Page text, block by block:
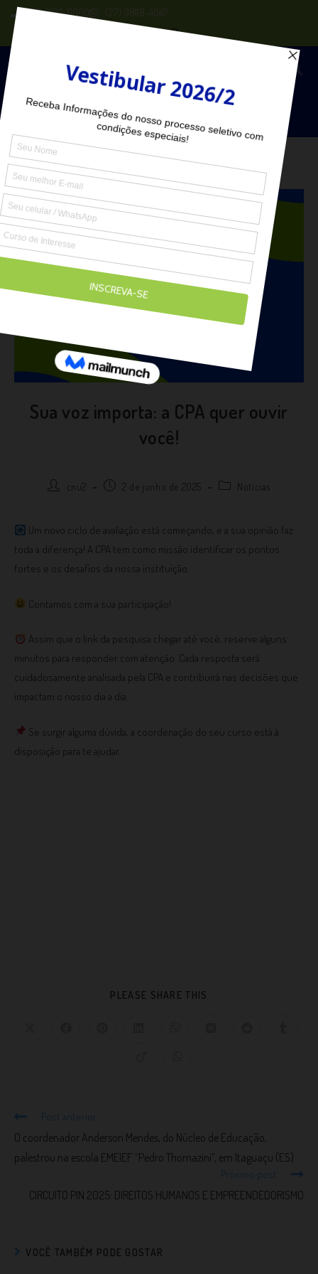
(27) 2102-6000 (27) 98118-4047
Seja Aluno
Sua voz importa: a CPA quer ouvir
você!
cnu2 2 de junho de 2025 Notícias
Um novo ciclo de avaliação está começando, e a sua opinião faz
toda a diferença! A CPA tem como missão identificar os pontos
fortes e os desafios da nossa instituição.
Contamos com a sua participação!
Assim que o link da pesquisa chegar até você, reserve alguns
minutos para responder com atenção. Cada resposta será
cuidadosamente analisada pela CPA e contribuirá nas decisões que
impactam o nosso dia a dia.
Se surgir alguma dúvida, a coordenação do seu curso está à
disposição para te ajudar.
PLEASE SHARE THIS
Post anterior
O coordenador Anderson Mendes, do Núcleo de Educação,
palestrou na escola EMEIEF “Pedro Thomazini”, em Itaguaçu (ES)
Próximo post
CIRCUITO PIN 2025: DIREITOS HUMANOS E EMPREENDEDORISMO
VOCÊ TAMBÉM PODE GOSTAR